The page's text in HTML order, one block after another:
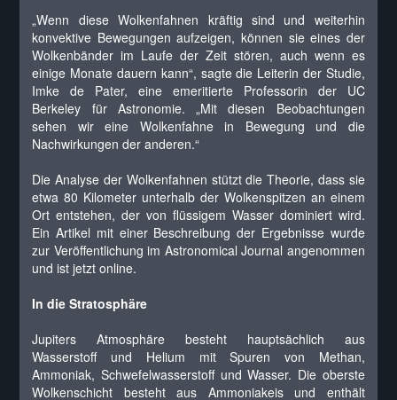
„Wenn diese Wolkenfahnen kräftig sind und weiterhin
konvektive Bewegungen aufzeigen, können sie eines der
Wolkenbänder im Laufe der Zeit stören, auch wenn es
einige Monate dauern kann“, sagte die Leiterin der Studie,
Imke de Pater, eine emeritierte Professorin der UC
Berkeley für Astronomie. „Mit diesen Beobachtungen
sehen wir eine Wolkenfahne in Bewegung und die
Nachwirkungen der anderen.“
Die Analyse der Wolkenfahnen stützt die Theorie, dass sie
etwa 80 Kilometer unterhalb der Wolkenspitzen an einem
Ort entstehen, der von flüssigem Wasser dominiert wird.
Ein Artikel mit einer Beschreibung der Ergebnisse wurde
zur Veröffentlichung im Astronomical Journal angenommen
und ist jetzt online.
In die Stratosphäre
Jupiters Atmosphäre besteht hauptsächlich aus
Wasserstoff und Helium mit Spuren von Methan,
Ammoniak, Schwefelwasserstoff und Wasser. Die oberste
Wolkenschicht besteht aus Ammoniakeis und enthält